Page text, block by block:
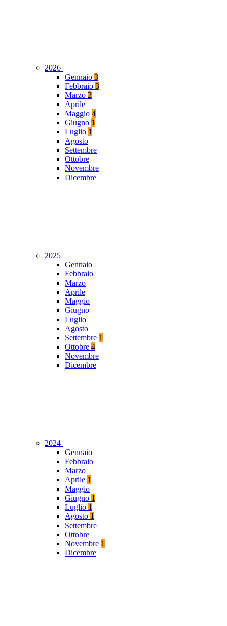
2026
Gennaio 3
Febbraio 3
Marzo 2
Aprile
Maggio 4
Giugno 1
Luglio 1
Agosto
Settembre
Ottobre
Novembre
Dicembre
2025
Gennaio
Febbraio
Marzo
Aprile
Maggio
Giugno
Luglio
Agosto
Settembre 1
Ottobre 4
Novembre
Dicembre
2024
Gennaio
Febbraio
Marzo
Aprile 1
Maggio
Giugno 1
Luglio 1
Agosto 1
Settembre
Ottobre
Novembre 1
Dicembre